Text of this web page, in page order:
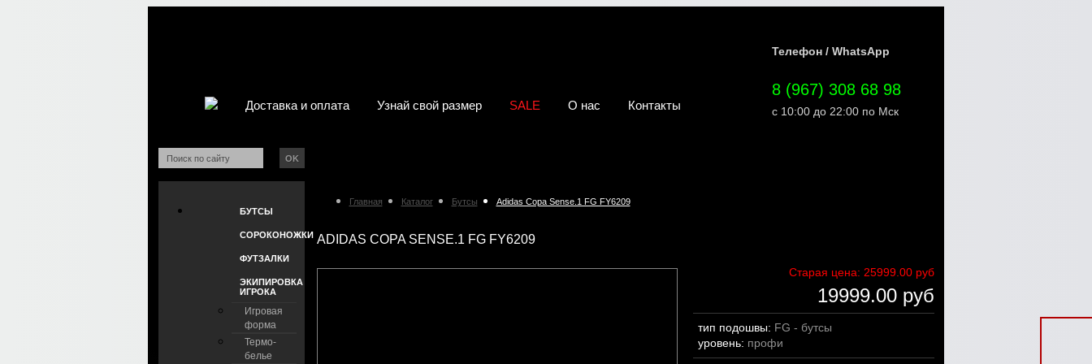
Телефон / WhatsApp
8 (967) 308 68 98
с 10:00 до 22:00 по Мск
Доставка и оплата Узнай свой размер SALE О нас Контакты
OK
БУТСЫ
СОРОКОНОЖКИ
ФУТЗАЛКИ
ЭКИПИРОВКА
ИГРОКА
Игровая
форма
Термо-
белье
Главная Каталог Бутсы Adidas Copa Sense.1 FG FY6209
ADIDAS COPA SENSE.1 FG FY6209
Старая цена: 25999.00 руб
19999.00 руб
тип подошвы: FG - бутсы
уровень: профи